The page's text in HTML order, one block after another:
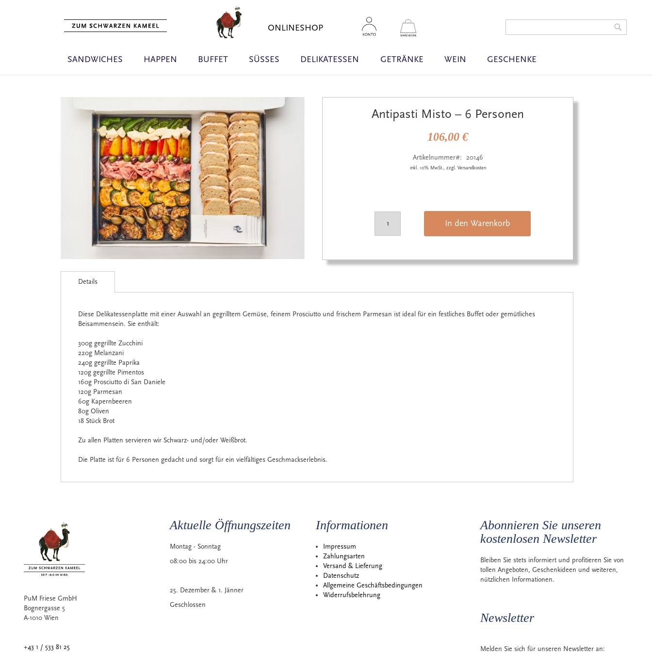
ONLINESHOP
Search
SANDWICHES HAPPEN BUFFET SÜSSES DELIKATESSEN GETRÄNKE WEIN GESCHENKE
Antipasti Misto – 6 Personen
106,00 €
Artikelnummer 20146
inkl. 10% MwSt., zzgl. Versandkosten
In den Warenkorb
Anfang
Details
Diese Delikatessenplatte mit einer Auswahl an gegrilltem Gemüse, feinem Prosciutto und frischem Parmesan ist ideal für ein festliches Buffet oder gemütliches
Beisammensein. Sie enthält:
300g gegrillte Zucchini
220g Melanzani
240g gegrillte Paprika
120g gegrillte Pimentos
160g Prosciutto di San Daniele
120g Parmesan
60g Kapernbeeren
80g Oliven
18 Stück Brot
Zu allen Platten servieren wir Schwarz- und/oder Weißbrot.
Die Platte ist für 6 Personen gedacht und sorgt für ein vielfältiges Geschmackserlebnis.
PuM Friese GmbH
Bognergasse 5
A-1010 Wien
+43 1 / 533 81 25
Aktuelle Öffnungszeiten
Montag - Sonntag
08:00 bis 24:00 Uhr
25. Dezember & 1. Jänner
Geschlossen
Informationen
Impressum
Zahlungsarten
Versand & Lieferung
Datenschutz
Allgemeine Geschäftsbedingungen
Widerrufsbelehrung
Abonnieren Sie unseren
kostenlosen Newsletter
Bleiben Sie stets informiert und profitieren Sie von
tollen Angeboten, Geschenkideen und weiteren,
nützlichen Informationen.
Newsletter
Melden Sie sich für unseren Newsletter an: